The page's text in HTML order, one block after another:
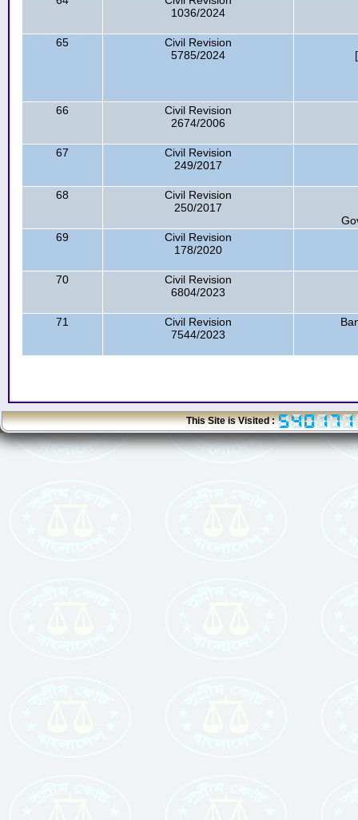
1036/2024
65
Civil Revision
5785/2024
66
Civil Revision
2674/2006
67
Civil Revision
249/2017
68
Civil Revision
250/2017
69
Civil Revision
178/2020
70
Civil Revision
6804/2023
71
Civil Revision
7544/2023
This Site is Visited :